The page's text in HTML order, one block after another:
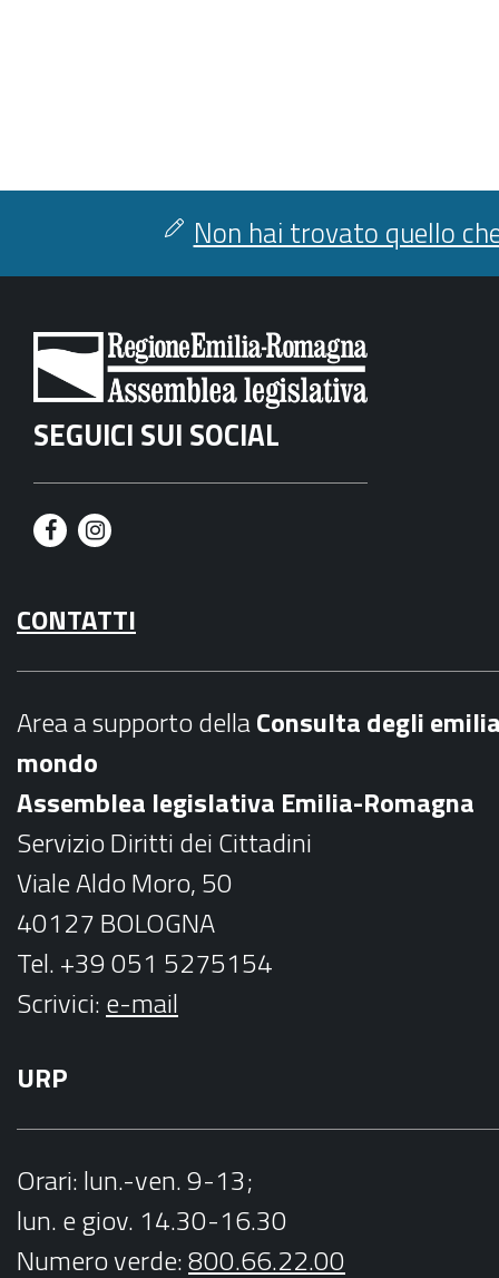
Non hai trovato quello
SEGUICI SUI SOCIAL
F
c
e
o
k
I
s
t
r
a
m
CONTATTI
Area a supporto dellaConsulta degli
mondo
Assemblea legislativa Emilia-Romagna
Servizio Diritti dei Cittadini
Viale Aldo Moro, 50
40127 BOLOGNA
Tel. +39 051 5275154
Scrivici:e-mail
URP
Orari: lun.-ven. 9-13;
lun. e giov. 14.30-16.30
Numero verde:800.66.22.00